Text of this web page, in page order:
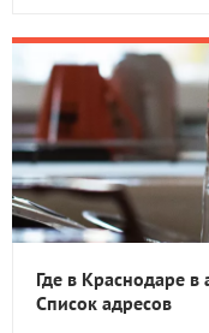
Где в Краснодаре в
Список адресов